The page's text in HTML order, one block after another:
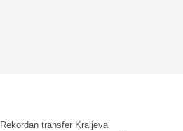
Rekordan transfer Kraljeva